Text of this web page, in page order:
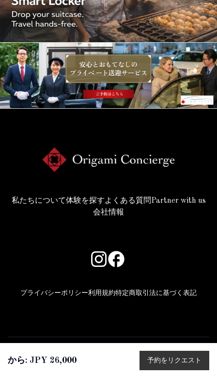
から: JPY 26,000 予約をリクエスト
私たちについて体験を探すよくある質問Partner with us
会社情報
プライバシーポリシー利用規約特定商取引法に基づく表記
copyright © 2025 Beyond all rights reserved.